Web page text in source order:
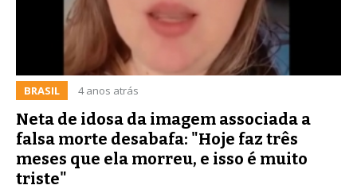
BRASIL 4 anos atrás
Neta de idosa da imagem associada a
falsa morte desabafa: "Hoje faz três
meses que ela morreu, e isso é muito
triste"